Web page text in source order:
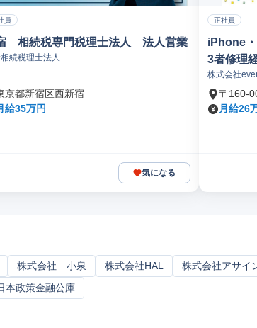
員
相続税専門税理士法人 法人営業
続税理士法人
京都新宿区西新宿
給35万円
気になる
正社員
iPhone
3者修理
株式会社
〒160-
月給26
株式会社 小泉 株式会社HAL
株式会社アサイ
本政策金融公庫